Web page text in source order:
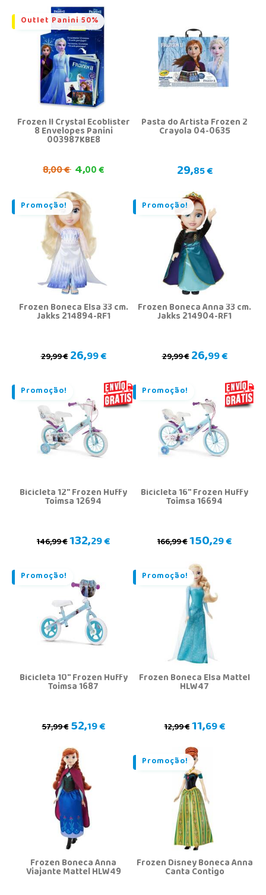
Outlet Panini 50%
Frozen II Crystal Ecoblister
8 Envelopes Panini
003987KBE8
8,00 € 4,00 €
Pasta do Artista Frozen 2
Crayola 04-0635
29,85 €
Promoção!
Frozen Boneca Elsa 33 cm.
Jakks 214894-RF1
29,99 €26,99 €
Promoção!
Frozen Boneca Anna 33 cm.
Jakks 214904-RF1
29,99 €26,99 €
Promoção!
Bicicleta 12" Frozen Huffy
Toimsa 12694
146,99 €132,29 €
Promoção!
Bicicleta 16" Frozen Huffy
Toimsa 16694
166,99 €150,29 €
Promoção!
Bicicleta 10" Frozen Huffy
Toimsa 1687
57,99 €52,19 €
Promoção!
Frozen Boneca Elsa Mattel
HLW47
12,99 €11,69 €
Frozen Boneca Anna
Viajante Mattel HLW49
Promoção!
Frozen Disney Boneca Anna
Canta Contigo